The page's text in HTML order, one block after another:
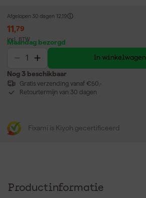
Afgelopen 30 dagen 12,19
11,79
incl. BTW
Maandag bezorgd
In winkelwagen
Nog 3 beschikbaar
Gratis verzending vanaf €50,-
Retourtermijn van 30 dagen
Fixami is Kiyoh gecertificeerd
Productinformatie